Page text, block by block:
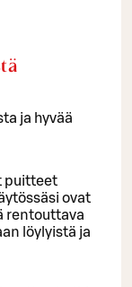
ja hyvää
puitteet
ovat
rentouttava
löylyistä ja